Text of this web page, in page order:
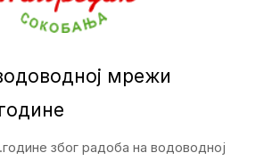
мрежи
због радоба на водоводној